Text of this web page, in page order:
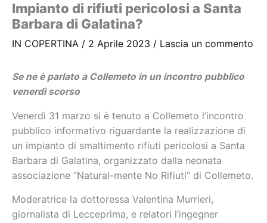
Impianto di rifiuti pericolosi a Santa
Barbara di Galatina?
IN COPERTINA / 2 Aprile 2023 / Lascia un commento
Se ne è parlato a Collemeto in un incontro pubblico
venerdì scorso
Venerdì 31 marzo si è tenuto a Collemeto l’incontro
pubblico informativo riguardante la realizzazione di
un impianto di smaltimento rifiuti pericolosi a Santa
Barbara di Galatina, organizzato dalla neonata
associazione “Natural-mente No Rifiuti” di Collemeto.
Moderatrice la dottoressa Valentina Murrieri,
giornalista di Lecceprima, e relatori l’ingegner